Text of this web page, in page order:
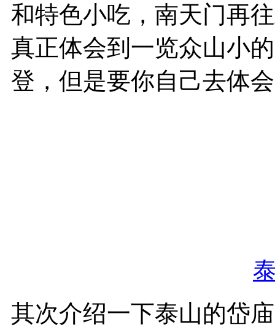
和特色小吃，南天门再
真正体会到一览众山小
登，但是要你自己去体
其次介绍一下泰山的岱